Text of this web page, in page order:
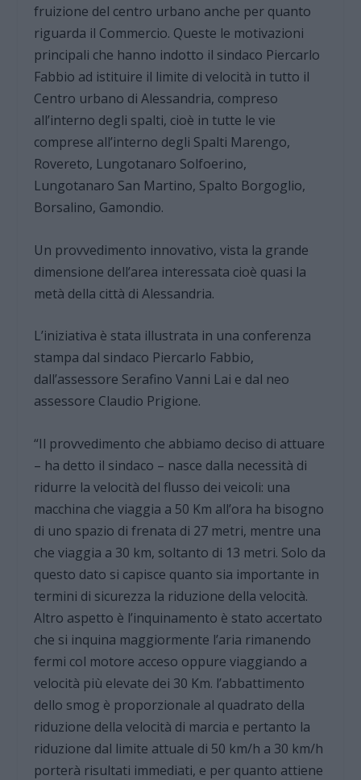
fruizione del centro urbano anche per quanto
riguarda il Commercio. Queste le motivazioni
principali che hanno indotto il sindaco Piercarlo
Fabbio ad istituire il limite di velocità in tutto il
Centro urbano di Alessandria, compreso
all’interno degli spalti, cioè in tutte le vie
comprese all’interno degli Spalti Marengo,
Rovereto, Lungotanaro Solfoerino,
Lungotanaro San Martino, Spalto Borgoglio,
Borsalino, Gamondio.
Un provvedimento innovativo, vista la grande
dimensione dell’area interessata cioè quasi la
metà della città di Alessandria.
L’iniziativa è stata illustrata in una conferenza
stampa dal sindaco Piercarlo Fabbio,
dall’assessore Serafino Vanni Lai e dal neo
assessore Claudio Prigione.
“Il provvedimento che abbiamo deciso di attuare
– ha detto il sindaco – nasce dalla necessità di
ridurre la velocità del flusso dei veicoli: una
macchina che viaggia a 50 Km all’ora ha bisogno
di uno spazio di frenata di 27 metri, mentre una
che viaggia a 30 km, soltanto di 13 metri. Solo da
questo dato si capisce quanto sia importante in
termini di sicurezza la riduzione della velocità.
Altro aspetto è l’inquinamento è stato accertato
che si inquina maggiormente l’aria rimanendo
fermi col motore acceso oppure viaggiando a
velocità più elevate dei 30 Km. l’abbattimento
dello smog è proporzionale al quadrato della
riduzione della velocità di marcia e pertanto la
riduzione dal limite attuale di 50 km/h a 30 km/h
porterà risultati immediati, e per quanto attiene